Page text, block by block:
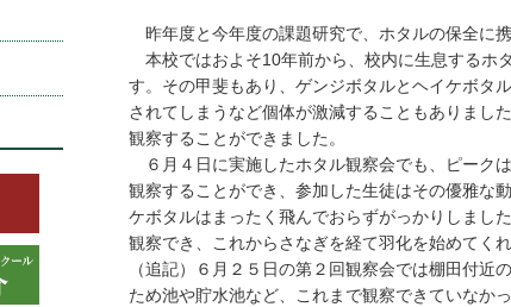
昨年度と今年度の課題研究で、ホタルの保全に
本校ではおよそ10年前から、校内に生息するホ
す。その甲斐もあり、ゲンジボタルとヘイケボタ
されてしまうなど個体が激減することもありまし
観察することができました。
６月４日に実施したホタル観察会でも、ピーク
観察することができ、参加した生徒はその優雅な
ケボタルはまったく飛んでおらずがっかりしまし
観察でき、これからさなぎを経て羽化を始めてく
（追記）６月２５日の第２回観察会では棚田付
ため池や貯水池など、これまで観察できていなか